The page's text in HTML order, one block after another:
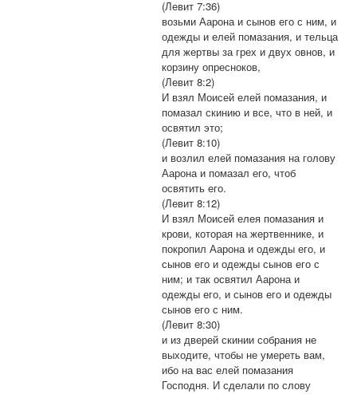
(Левит 7:36)
возьми Аарона и сынов его с ним, и
одежды и елей помазания, и тельца
для жертвы за грех и двух овнов, и
корзину опресноков,
(Левит 8:2)
И взял Моисей елей помазания, и
помазал скинию и все, что в ней, и
освятил это;
(Левит 8:10)
и возлил елей помазания на голову
Аарона и помазал его, чтоб
освятить его.
(Левит 8:12)
И взял Моисей елея помазания и
крови, которая на жертвеннике, и
покропил Аарона и одежды его, и
сынов его и одежды сынов его с
ним; и так освятил Аарона и
одежды его, и сынов его и одежды
сынов его с ним.
(Левит 8:30)
и из дверей скинии собрания не
выходите, чтобы не умереть вам,
ибо на вас елей помазания
Господня. И сделали по слову